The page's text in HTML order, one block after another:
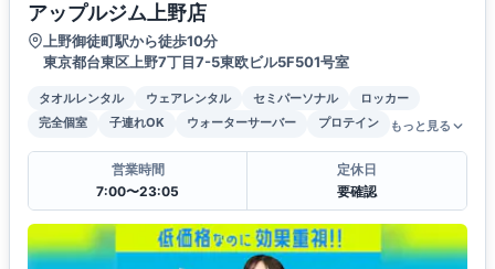
アップルジム上野店
上野御徒町駅から徒歩10分
東京都台東区上野7丁目7-5東欧ビル5F501号室
タオルレンタル ウェアレンタル セミパーソナル
ロッカー
完全個室
子連れOK ウォーターサーバー プロテイン もっと見る
営業時間
7:00〜23:05
定休日
要確認